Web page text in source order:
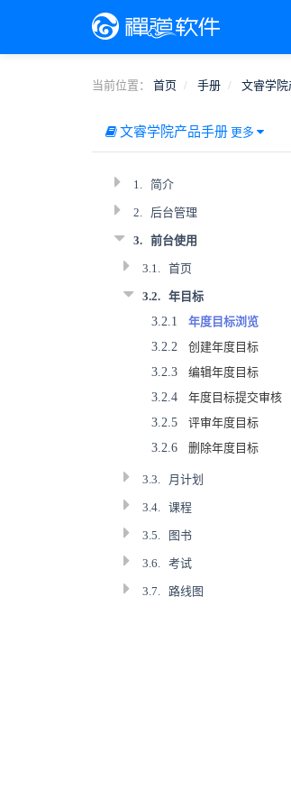
当前位置： 首页 手册 文睿学
文睿学院产品手册 更多
1. 简介
2. 后台管理
3. 前台使用
3.1. 首页
3.2. 年目标
3.2.1
年度目标浏览
3.2.2
创建年度目标
3.2.3
编辑年度目标
3.2.4
年度目标提交审核
3.2.5
评审年度目标
3.2.6
删除年度目标
3.3. 月计划
3.4. 课程
3.5. 图书
3.6. 考试
3.7. 路线图